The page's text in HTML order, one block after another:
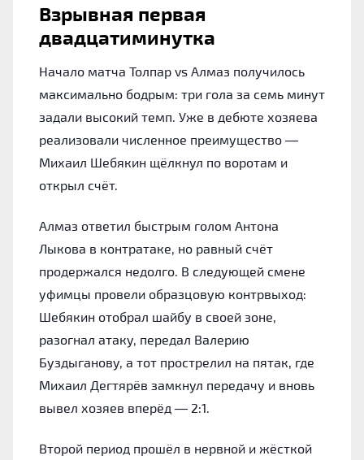
Взрывная первая
двадцатиминутка
Начало матча Толпар vs Алмаз получилось
максимально бодрым: три гола за семь минут
задали высокий темп. Уже в дебюте хозяева
реализовали численное преимущество —
Михаил Шебякин щёлкнул по воротам и
открыл счёт.
Алмаз ответил быстрым голом Антона
Лыкова в контратаке, но равный счёт
продержался недолго. В следующей смене
уфимцы провели образцовую контрвыход:
Шебякин отобрал шайбу в своей зоне,
разогнал атаку, передал Валерию
Буздыганову, а тот прострелил на пятак, где
Михаил Дегтярёв замкнул передачу и вновь
вывел хозяев вперёд — 2:1.
Второй период прошёл в нервной и жёсткой